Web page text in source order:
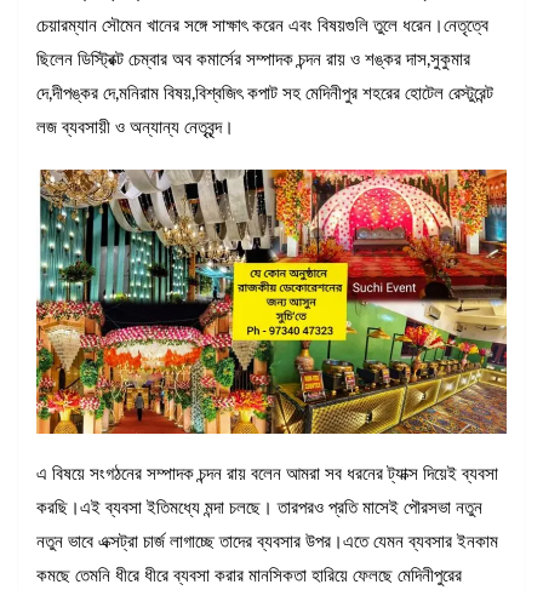
চেয়ারম্যান সৌমেন খানের সঙ্গে সাক্ষাৎ করেন এবং বিষয়গুলি তুলে ধরেন।নেতৃত্বে
ছিলেন ডিস্ট্রিক্ট চেম্বার অব কমার্সের সম্পাদক চন্দন রায় ও শঙ্কর দাস,সুকুমার
দে,দীপঙ্কর দে,মনিরাম বিষয়,বিশ্বজিৎ কপাট সহ মেদিনীপুর শহরের হোটেল রেস্টুরেন্ট
লজ ব্যবসায়ী ও অন্যান্য নেতৃবৃন্দ।
এ বিষয়ে সংগঠনের সম্পাদক চন্দন রায় বলেন আমরা সব ধরনের ট্যাক্স দিয়েই ব্যবসা
করছি।এই ব্যবসা ইতিমধ্যে মন্দা চলছে। তারপরও প্রতি মাসেই পৌরসভা নতুন
নতুন ভাবে এক্সট্রা চার্জ লাগাচ্ছে তাদের ব্যবসার উপর।এতে যেমন ব্যবসার ইনকাম
কমছে তেমনি ধীরে ধীরে ব্যবসা করার মানসিকতা হারিয়ে ফেলছে মেদিনীপুরের